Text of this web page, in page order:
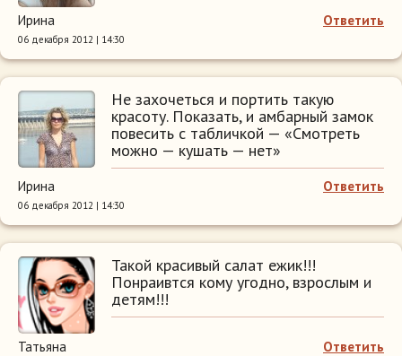
Ответить
Ирина
06 декабря 2012 | 14:30
Не захочеться и портить такую
красоту. Показать, и амбарный замок
повесить с табличкой — «Смотреть
можно — кушать — нет»
Ответить
Ирина
06 декабря 2012 | 14:30
Такой красивый салат ежик!!!
Понраивтся кому угодно, взрослым и
детям!!!
Ответить
Татьяна